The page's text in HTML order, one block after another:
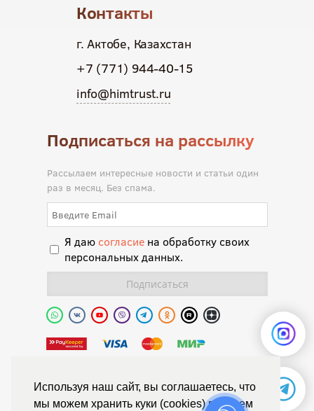
Используя наш сайт, вы соглашаетесь, что
мы можем хранить куки (cookies) в вашем
Контакты
г. Актобе, Казахстан
+7 (771) 944-40-15
info@himtrust.ru
Подписаться на рассылку
Рассылаем интересные новости и статьи один
раз в месяц. Без спама.
Я даю согласиена обработку своих
персональных данных.
Полиуретановая долина.